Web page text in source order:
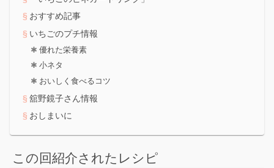
おすすめ記事
いちごのプチ情報
優れた栄養素
小ネタ
おいしく食べるコツ
舘野鏡子さん情報
おしまいに
この回紹介されたレシピ